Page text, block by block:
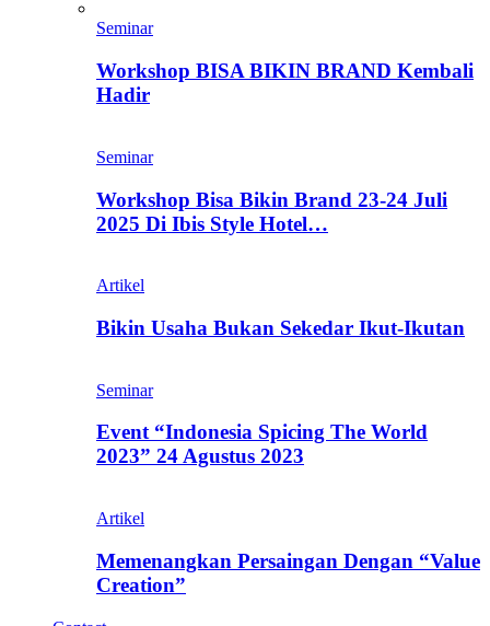
Seminar
Workshop BISA BIKIN BRAND Kembali
Hadir
Seminar
Workshop Bisa Bikin Brand 23-24 Juli
2025 Di Ibis Style Hotel…
Artikel
Bikin Usaha Bukan Sekedar Ikut-Ikutan
Seminar
Event “Indonesia Spicing The World
2023” 24 Agustus 2023
Artikel
Memenangkan Persaingan Dengan “Value
Creation”